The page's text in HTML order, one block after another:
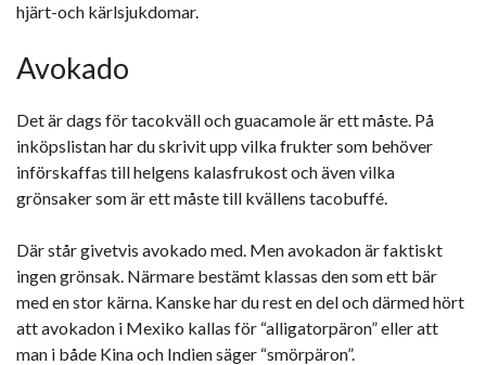
hjärt-och kärlsjukdomar.
Avokado
Det är dags för tacokväll och guacamole är ett måste. På
inköpslistan har du skrivit upp vilka frukter som behöver
införskaffas till helgens kalasfrukost och även vilka
grönsaker som är ett måste till kvällens tacobuffé.
Där står givetvis avokado med. Men avokadon är faktiskt
ingen grönsak. Närmare bestämt klassas den som ett bär
med en stor kärna. Kanske har du rest en del och därmed hört
att avokadon i Mexiko kallas för “alligatorpäron” eller att
man i både Kina och Indien säger “smörpäron”.